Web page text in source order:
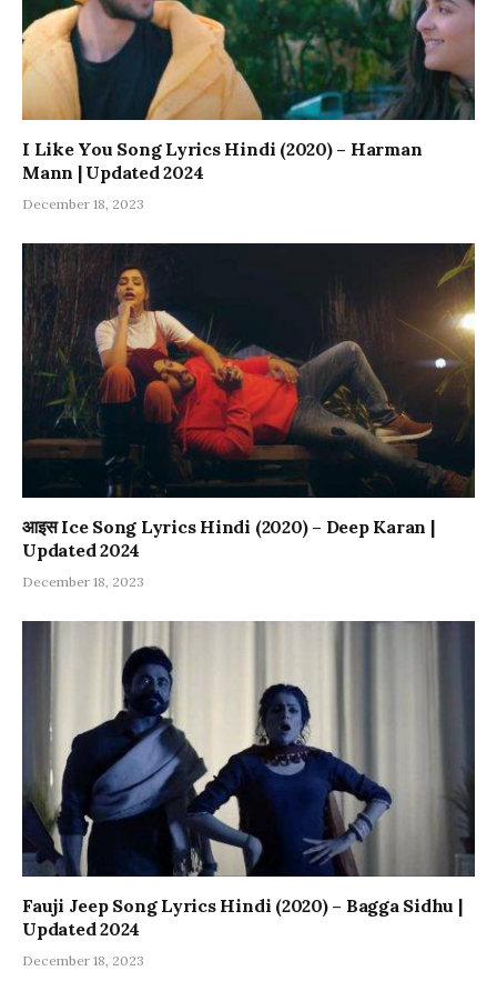
I Like You Song Lyrics Hindi (2020) – Harman
Mann | Updated 2024
December 18, 2023
आइस Ice Song Lyrics Hindi (2020) – Deep Karan |
Updated 2024
December 18, 2023
Fauji Jeep Song Lyrics Hindi (2020) – Bagga Sidhu |
Updated 2024
December 18, 2023